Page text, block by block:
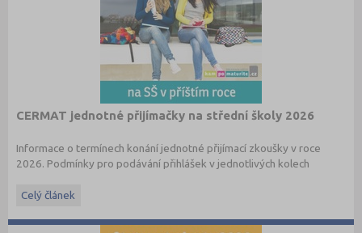
CERMAT jednotné přijímačky na střední školy 2026
Informace o termínech konání jednotné přijímací zkoušky v roce
2026. Podmínky pro podávání přihlášek v jednotlivých kolech
Celý článek